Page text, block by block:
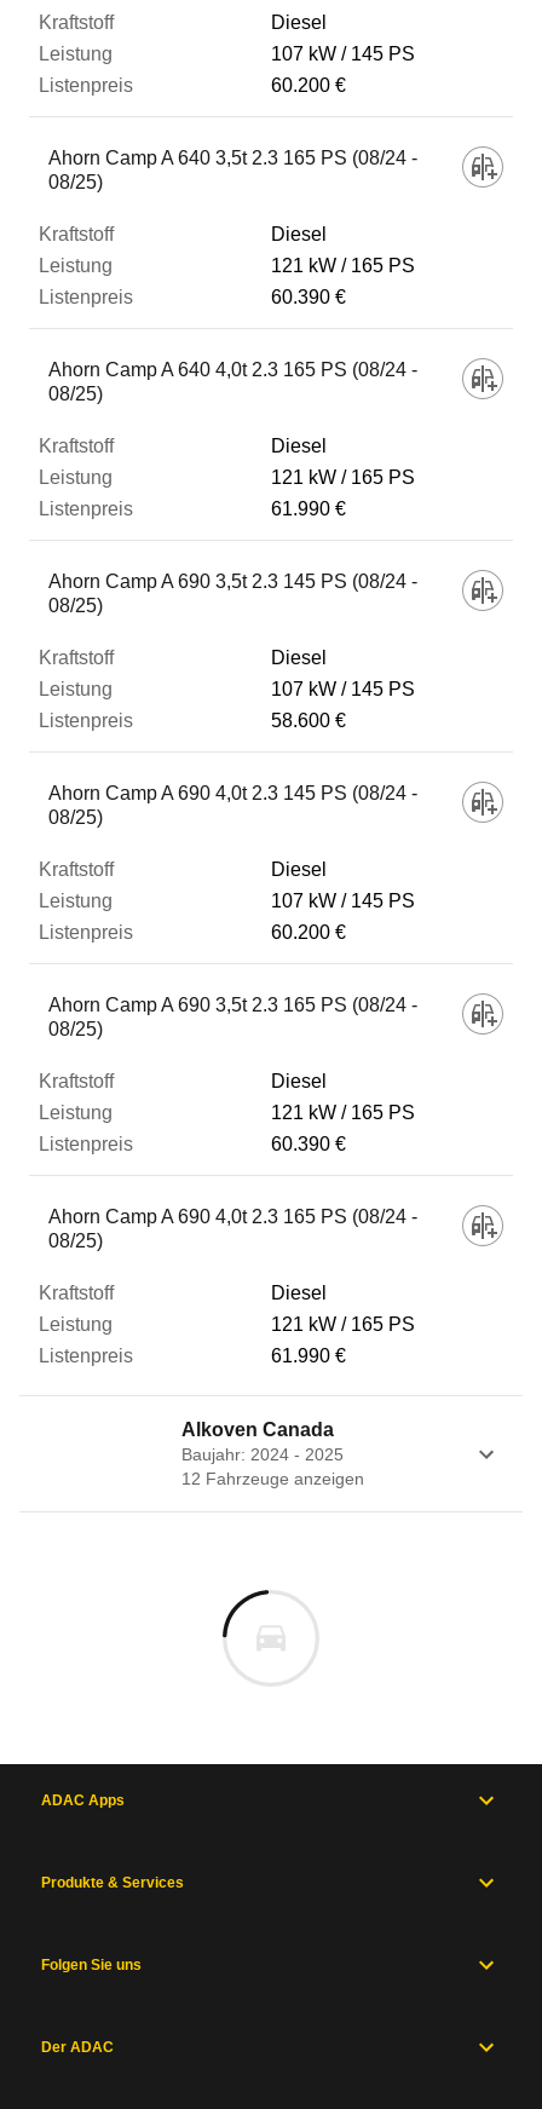
Diesel
107 kW
145 PS
60.200 €
Ahorn Camp A 640 3,5t 2.3 165 PS (08/24 -
08/25)
Diesel
121 kW
165 PS
60.390 €
Ahorn Camp A 640 4,0t 2.3 165 PS (08/24 -
08/25)
Diesel
121 kW
165 PS
61.990 €
Ahorn Camp A 690 3,5t 2.3 145 PS (08/24 -
08/25)
Diesel
107 kW
145 PS
58.600 €
Ahorn Camp A 690 4,0t 2.3 145 PS (08/24 -
08/25)
Diesel
107 kW
145 PS
60.200 €
Ahorn Camp A 690 3,5t 2.3 165 PS (08/24 -
08/25)
Diesel
121 kW
165 PS
60.390 €
Ahorn Camp A 690 4,0t 2.3 165 PS (08/24 -
08/25)
Diesel
121 kW
165 PS
61.990 €
Alkoven Canada
Baujahr: 2024 - 2025
12 Fahrzeuge anzeigen
ADAC Apps
Produkte & Services
Folgen Sie uns
Der ADAC